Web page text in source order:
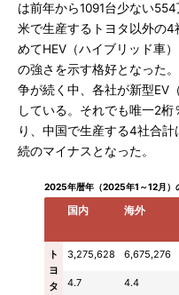
は前年から1091台少ない
米で生産するトヨタ以外の
めてHEV（ハイブリッド車
の強さを示す格好となった
争が続く中、各社が新型EV
している。それでも唯一2
り、中国で生産する4社合
続のマイナスとなった。
2025年暦年（2025年1～12月）
国内 海外
ト
ヨ
タ
3,275,628 6,675,276
4.7 4.4